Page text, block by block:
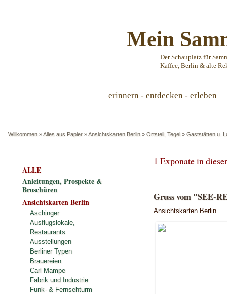
Mein
Der Schauplatz für
Kaffee, Berlin & alte
erinnern - entdecken - erleben
Willkommen »Alles aus Papier »Ansichtskarten Berlin » Ortsteil, Tegel » Gaststätten u.
1 Exponate in
Gruss vom "SEE-
Ansichtskarten Berlin
ALLE
Anleitungen, Prospekte &
Broschüren
Ansichtskarten Berlin
Aschinger
Ausflugslokale,
Restaurants
Ausstellungen
Berliner Typen
Brauereien
Carl Mampe
Fabrik und Industrie
Funk- & Fernsehturm